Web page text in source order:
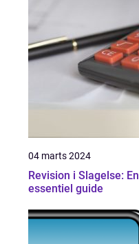
04 marts 2024
Revision i Slagelse: En
essentiel guide